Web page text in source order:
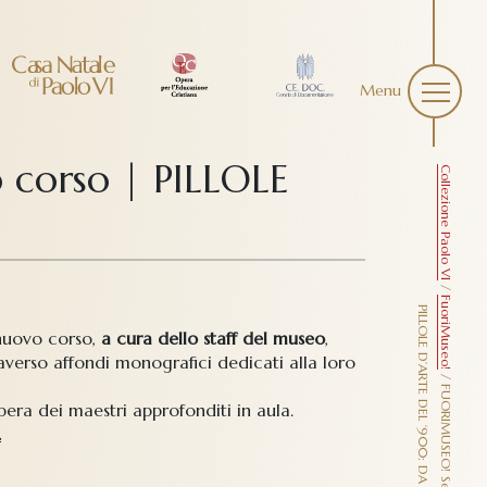
Menu
Collezione Paolo VI
/
FuoriMuseo!
/
| PILLOLE
corso, a cura dello staff del museo,
affondi monografici dedicati alla loro
dei maestri approfonditi in aula.